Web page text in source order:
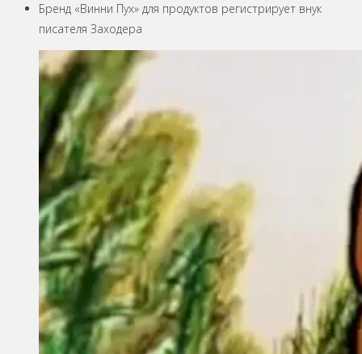
Бренд «Винни Пух» для продуктов регистрирует внук
писателя Заходера